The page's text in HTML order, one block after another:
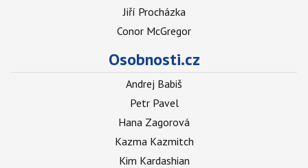
Jiří Procházka
Conor McGregor
Osobnosti.cz
Andrej Babiš
Petr Pavel
Hana Zagorová
Kazma Kazmitch
Kim Kardashian